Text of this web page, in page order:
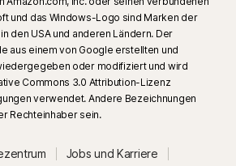
und das Windows-Logo sind Marken der
den USA und anderen Ländern. Der
aus einem von Google erstellten und
oder modifiziert und wird
Commons 3.0 Attribution-Lizenz
verwendet. Andere Bezeichnungen
Rechteinhaber sein.
Jobs und Karriere